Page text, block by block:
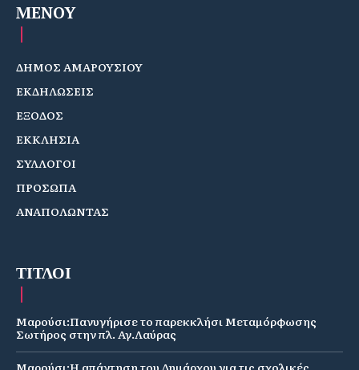
MENOY
ΔΗΜΟΣ ΑΜΑΡΟΥΣΙΟΥ
ΕΚΔΗΛΩΣΕΙΣ
ΕΞΟΔΟΣ
ΕΚΚΛΗΣΙΑ
ΣΥΛΛΟΓΟΙ
ΠΡΟΣΩΠΑ
ΑΝΑΠΟΛΩΝΤΑΣ
ΤΙΤΛΟΙ
Μαρούσι:Πανυγήρισε το παρεκκλήσι Μεταμόρφωσης
Σωτήρος στην πλ. Αγ.Λαύρας
Μαρούσι:Η απάντηση του Δημάρχου για τις σχολικές